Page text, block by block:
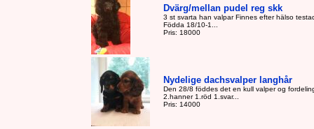
Dvärg/mellan pudel reg skk
3 st svarta han valpar Finnes efter hälso
Födda 18/10-1...
Pris: 18000
Nydelige dachsvalper langhår
Den 28/8 föddes det en kull valper og
2.hanner 1.röd 1.svar...
Pris: 14000